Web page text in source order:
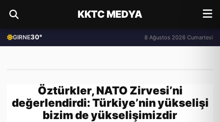
KKTC MEDYA
GIRNE30° 8 Ağustos 2026 Cumartesi
Öztürkler, NATO Zirvesi’ni
değerlendirdi: Türkiye’nin yükselişi
bizim de yükselişimizdir